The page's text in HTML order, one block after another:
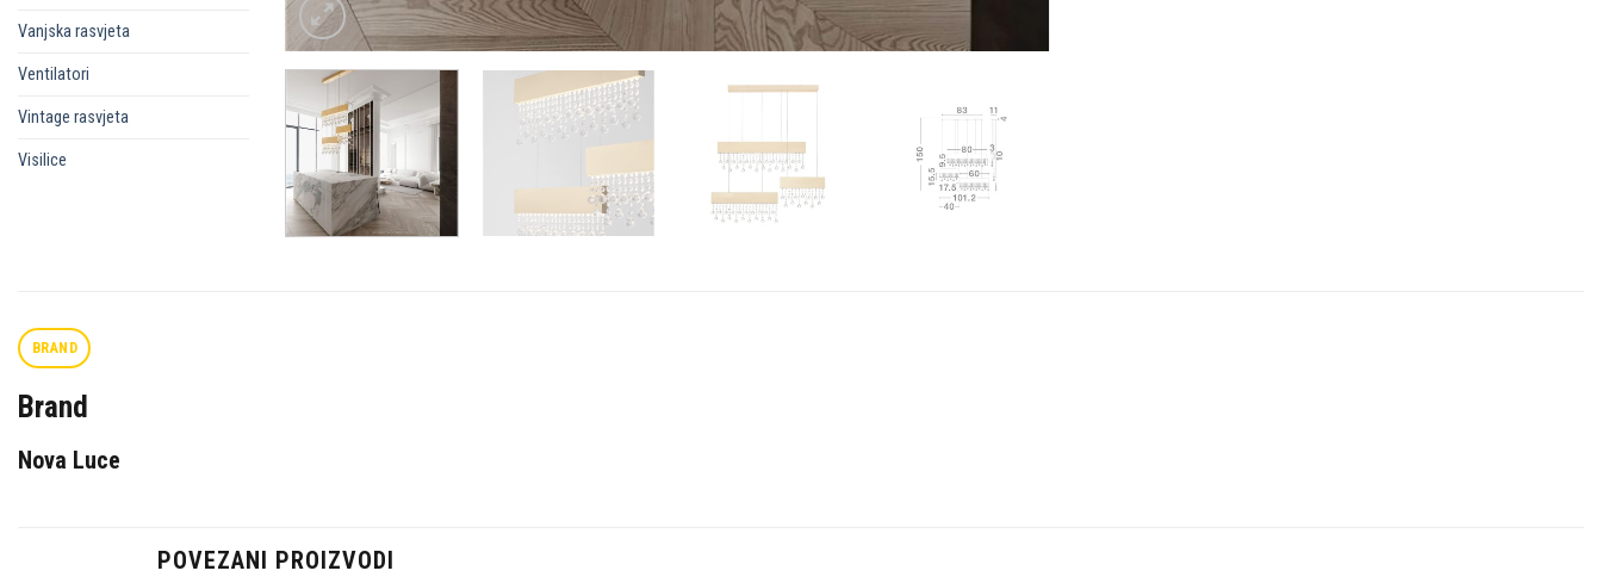
Vanjska rasvjeta
Ventilatori
Vintage rasvjeta
Visilice
BRAND
Brand
Nova Luce
POVEZANI PROIZVODI